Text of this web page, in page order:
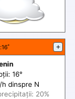
:16˚ +
16°
h dinspre N
itații: 20%